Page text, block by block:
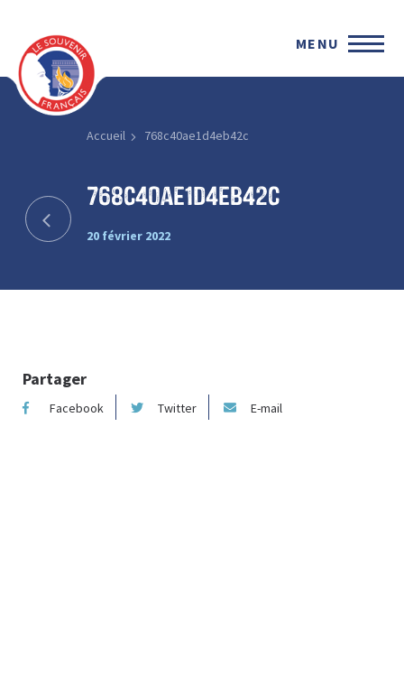
MENU
Accueil 768c40ae1d4eb42c
768c40ae1d4eb42c
20 février 2022
Partager
Facebook Twitter E-mail